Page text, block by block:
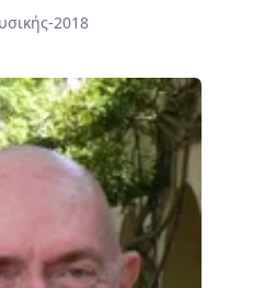
2018